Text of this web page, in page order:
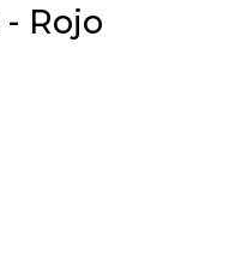
Rojo